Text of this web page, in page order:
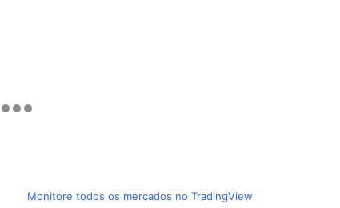
Monitore todos os mercados no TradingView